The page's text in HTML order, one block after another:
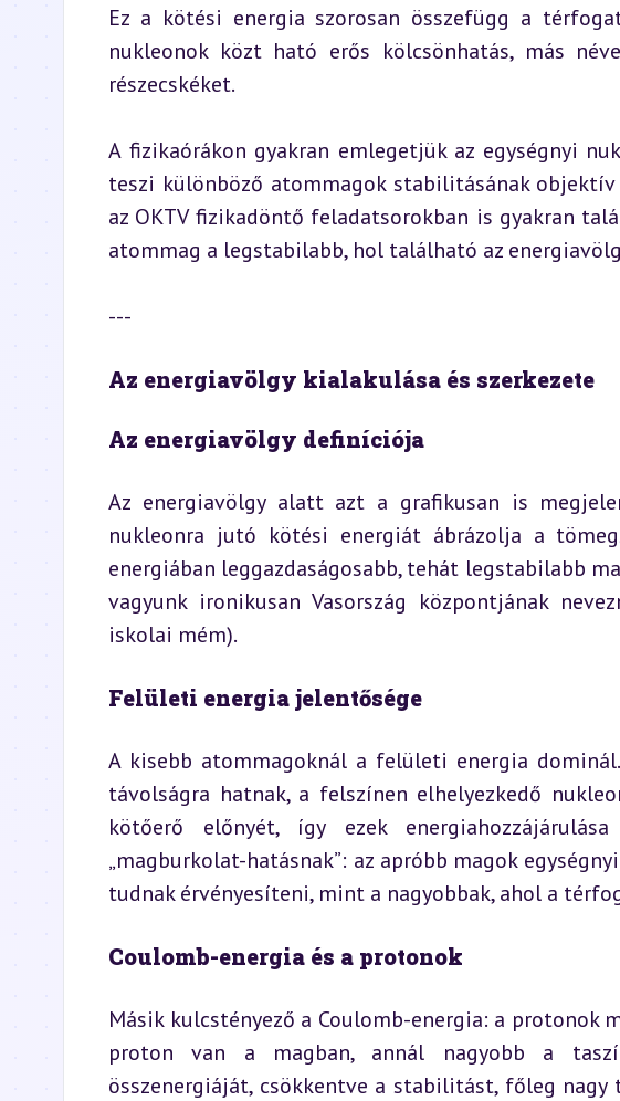
Ez a kötési energia szorosan összefügg a
nukleonok közt ható erős kölcsönhatás, más
részecskéket.
A fizikaórákon gyakran emlegetjük az egységnyi
teszi különböző atommagok stabilitásának objektív
az OKTV fizikadöntő feladatsorokban is gyakran
atommag a legstabilabb, hol található az
---
Az energiavölgy kialakulása és szerkezete
Az energiavölgy definíciója
Az energiavölgy alatt azt a grafikusan is
nukleonra jutó kötési energiát ábrázolja a
energiában leggazdaságosabb, tehát legstabilabb
vagyunk ironikusan Vasország központjának
iskolai mém).
Felületi energia jelentősége
A kisebb atommagoknál a felületi energia
távolságra hatnak, a felszínen elhelyezkedő
kötőerő előnyét, így ezek
„magburkolat-hatásnak”: az apróbb magok
tudnak érvényesíteni, mint a nagyobbak, ahol a
Coulomb-energia és a protonok
Másik kulcstényező a Coulomb-energia: a
proton van a magban, annál nagyobb a
összenergiáját, csökkentve a stabilitást, főleg nagy